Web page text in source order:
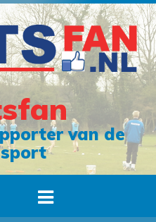
van de